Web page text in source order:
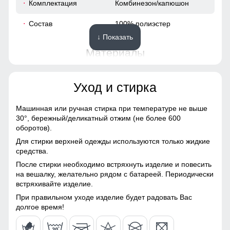
Это лучший помощник для влагоотведения и она
обязательно должна присутствовать в горнолыжном
мембранном комбинезоне.Во время интенсивного
передвижения можно расстегнуть молнии, чтобы Вы не
потели, а во время отдыха или нахождения в лагере —
закрыть, чтобы сохранить тепло, если идет речь о
холодном времени года.
42
Комплектация Комбинезон/капюшон
Состав 100% полиэстер
Материалы
материалы, Натуральные
материалы, Полиэстер,
Экологичные материалы
комбинезона
Материал подкладки
капюшона
Omni-Heat
Материал подкладки
воротника
Флис
Особенность ткани
Плотная мембранная
↓ Показать
Уход и стирка
Машинная или ручная стирка при температуре не выше
30°, бережный/деликатный отжим (не более 600
оборотов).
Для стирки верхней одежды используются только жидкие
средства.
После стирки необходимо встряхнуть изделие и повесить
на вешалку, желательно рядом с батареей. Периодически
встряхивайте изделие.
При правильном уходе изделие будет радовать Вас
долгое время!